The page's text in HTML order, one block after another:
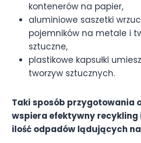
kontenerów na papier,
aluminiowe saszetki
pojemników na metale i
sztuczne,
plastikowe kapsułki
tworzyw sztucznych.
Taki sposób przygotowania
wspiera efektywny recykling
ilość odpadów lądujących